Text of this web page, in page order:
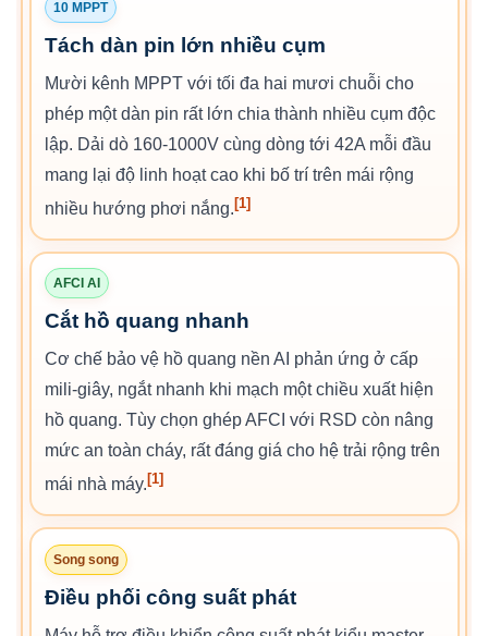
10 MPPT
Tách dàn pin lớn nhiều cụm
Mười kênh MPPT với tối đa hai mươi chuỗi cho
phép một dàn pin rất lớn chia thành nhiều cụm độc
lập. Dải dò 160-1000V cùng dòng tới 42A mỗi đầu
mang lại độ linh hoạt cao khi bố trí trên mái rộng
nhiều hướng phơi nắng. [1]
AFCI AI
Cắt hồ quang nhanh
Cơ chế bảo vệ hồ quang nền AI phản ứng ở cấp
mili-giây, ngắt nhanh khi mạch một chiều xuất hiện
hồ quang. Tùy chọn ghép AFCI với RSD còn nâng
mức an toàn cháy, rất đáng giá cho hệ trải rộng trên
mái nhà máy. [1]
Song song
Điều phối công suất phát